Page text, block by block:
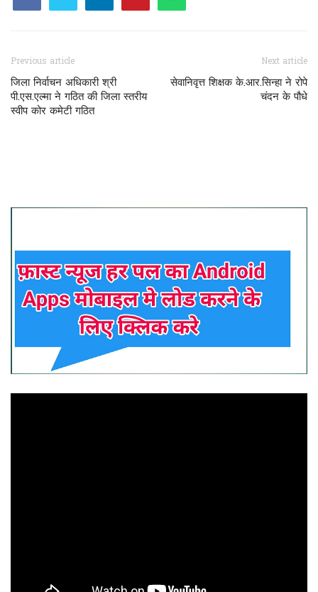
Previous article
जिला निर्वाचन अधिकारी श्री
पी.एस.एल्मा ने गठित की जिला स्तरीय
स्वीप कोर कमेटी गठित
Next article
सेवानिवृत्त शिक्षक के.आर.सिन्हा ने रोपे
चंदन के पौधे